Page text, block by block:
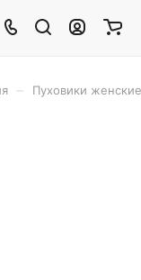
Пуховики женские